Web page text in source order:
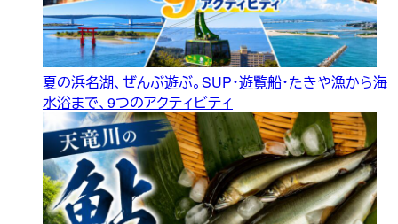
夏の浜名湖、ぜんぶ遊ぶ。SUP・遊覧船・たきや漁から海
水浴まで、9つのアクティビティ